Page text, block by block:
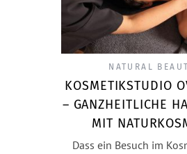
NATURAL
KOSMETIKSTUDIO
– GANZHEITLICHE
MIT
Dass ein Besuch im